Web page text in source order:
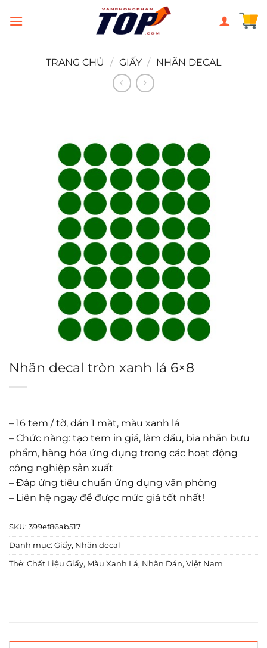
đến
TRANG CHỦ
/ GIẤY / NHÃN DECAL
Nhãn decal tròn xanh lá 6×8
– 16 tem / tờ, dán 1 mặt, màu xanh lá
– Chức năng: tạo tem in giá, làm dấu, bìa nhãn bưu
phẩm, hàng hóa ứng dụng trong các hoạt động
công nghiệp sản xuất
– Đáp ứng tiêu chuẩn ứng dụng văn phòng
– Liên hệ ngay để được mức giá tốt nhất!
SKU: 399ef86ab517
Danh mục: Giấy, Nhãn decal
Thẻ: Chất Liệu Giấy, Màu Xanh Lá, Nhãn Dán, Việt Nam